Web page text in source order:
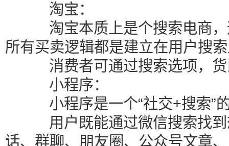
淘宝：
淘宝本质上是个搜索电商，
所有买卖逻辑都是建立在用户搜
消费者可通过搜索选项，货
小程序：
小程序是一个“社交+搜索”
用户既能通过微信搜索找到
话、群聊、朋友圈、公众号文章